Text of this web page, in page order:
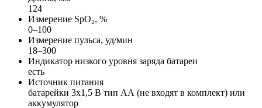
124
Измерение SpO₂, %
0–100
Измерение пульса, уд/мин
18–300
Индикатор низкого уровня заряда батареи
есть
Источник питания
батарейки 3х1,5 В тип АА (не входят в комплект) или
аккумулятор